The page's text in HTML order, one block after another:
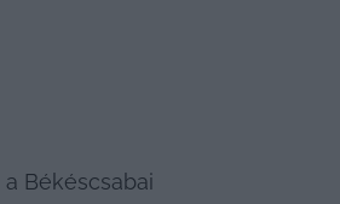
Békéscsabai